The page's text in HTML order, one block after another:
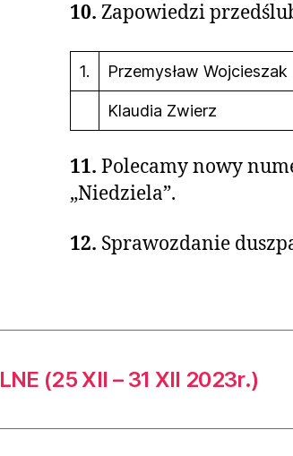
10. Zapowiedzi
1. Przemysław Wojcieszak
Klaudia Zwierz
11. Polecamy nowy
„Niedziela”.
12. Sprawozdanie
(25 XII – 31 XII 2023r.)